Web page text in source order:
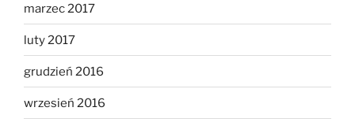
marzec 2017
luty 2017
grudzień 2016
wrzesień 2016